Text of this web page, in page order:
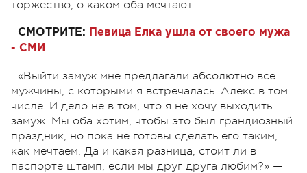
торжество, о каком оба мечтают.
СМОТРИТЕ:
Певица Елка ушла от своего мужа
- СМИ
«Выйти замуж мне предлагали абсолютно все
мужчины, с которыми я встречалась. Алекс в том
числе. И дело не в том, что я не хочу выходить
замуж. Мы оба хотим, чтобы это был грандиозный
праздник, но пока не готовы сделать его таким,
как мечтаем. Да и какая разница, стоит ли в
паспорте штамп, если мы друг друга любим?» —